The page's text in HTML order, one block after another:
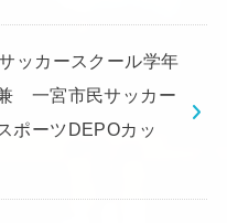
ッカースクール学年
一宮市民サッカー
ポーツDEPOカッ